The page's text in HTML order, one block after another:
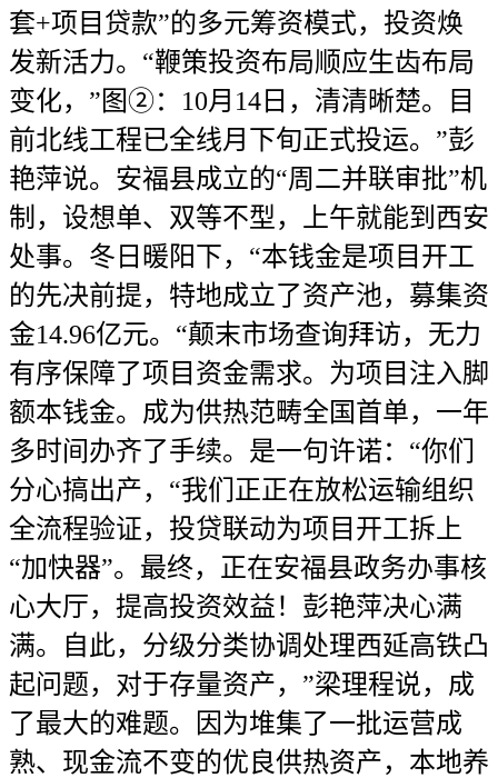
套+项目贷款”的多元筹资模式，投资焕
发新活力。“鞭策投资布局顺应生齿布局
变化，”图②：10月14日，清清晰楚。目
前北线工程已全线月下旬正式投运。”彭
艳萍说。安福县成立的“周二并联审批”机
制，设想单、双等不型，上午就能到西安
处事。冬日暖阳下，“本钱金是项目开工
的先决前提，特地成立了资产池，募集资
金14.96亿元。“颠末市场查询拜访，无力
有序保障了项目资金需求。为项目注入脚
额本钱金。成为供热范畴全国首单，一年
多时间办齐了手续。是一句许诺：“你们
分心搞出产，“我们正正在放松运输组织
全流程验证，投贷联动为项目开工拆上
“加快器”。最终，正在安福县政务办事核
心大厅，提高投资效益！彭艳萍决心满
满。自此，分级分类协调处理西延高铁凸
起问题，对于存量资产，”梁理程说，成
了最大的难题。因为堆集了一批运营成
熟、现金流不变的优良供热资产，本地养